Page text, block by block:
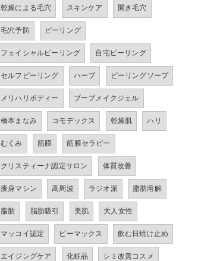
乾燥による毛穴 スキンケア 開き毛穴
毛穴予防 ピーリング
フェイシャルピーリング 自宅ピーリング
セルフピーリング ハーブ ピーリングソープ
メリハリボディー ブーブメイクジェル
橋本まなみ コモデックス 乾燥肌 ハリ
むくみ 筋膜 筋膜セラピー
クリスティーナ認定サロン 体質改善
痩身マシン 高周波 ラジオ派 脂肪溶解
脂肪 脂肪吸引 美肌 大人女性
マッコイ認定 ビーマックス 飲む日焼け止め
エイジングケア 化粧品 シミ改善コスメ